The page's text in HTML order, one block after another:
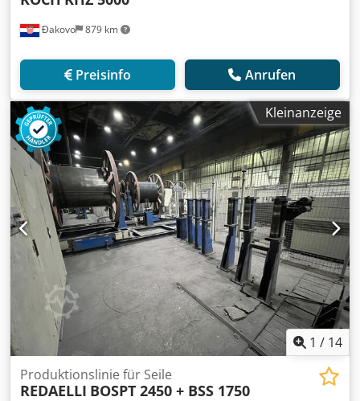
Đakovo 879 km
Preisinfo Anrufen
Kleinanzeige
1 / 14
Produktionslinie für Seile
REDAELLI BOSPT 2450 + BSS 1750